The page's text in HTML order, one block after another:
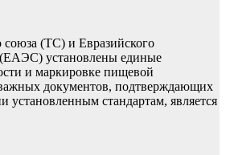
(ТС) и Евразийского
(ЕАЭС) установлены единые
и маркировке пищевой
документов, подтверждающих
установленным стандартам, является